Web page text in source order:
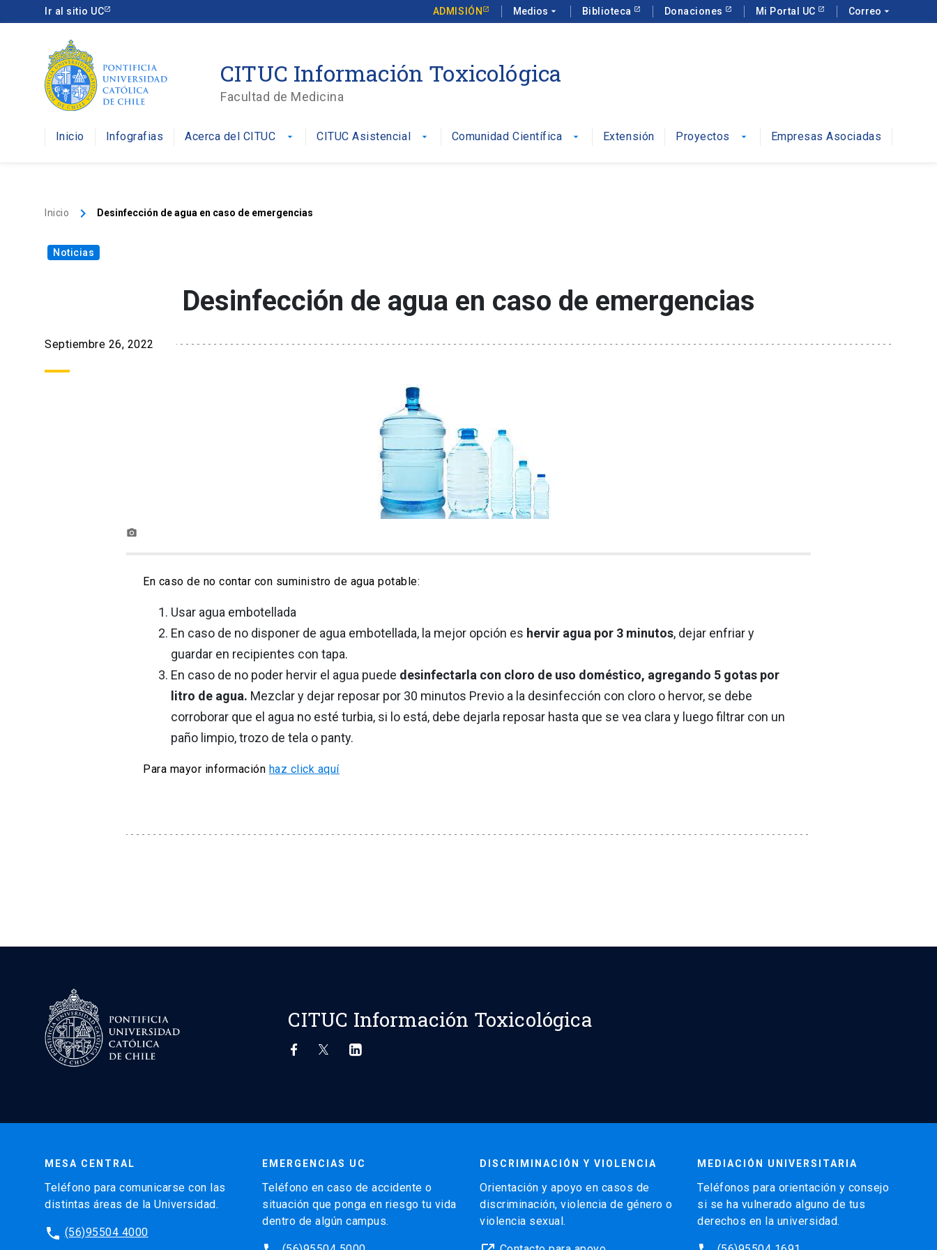
Ir al sitio UC ADMISIÓN Medios arrow_drop_down Biblioteca Donaciones Mi Portal UC Correo arrow_drop_down
CITUC Información Toxicológica
Facultad de Medicina
Inicio Infografias Acerca del CITUC arrow_drop_down CITUC Asistencial arrow_drop_down Comunidad Científica arrow_drop_down Extensión Proyectos arrow_drop_down Empresas Asociadas
Inicio keyboard_arrow_right Desinfección de agua en caso de emergencias
Noticias
Desinfección de agua en caso de emergencias
Septiembre 26, 2022
photo_camera
En caso de no contar con suministro de agua potable:
Usar agua embotellada
En caso de no disponer de agua embotellada, la mejor opción es hervir agua por 3 minutos, dejar enfriar y
guardar en recipientes con tapa.
En caso de no poder hervir el agua puede desinfectarla con cloro de uso doméstico, agregando 5 gotas por
litro de agua. Mezclar y dejar reposar por 30 minutos Previo a la desinfección con cloro o hervor, se debe
corroborar que el agua no esté turbia, si lo está, debe dejarla reposar hasta que se vea clara y luego filtrar con un
paño limpio, trozo de tela o panty.
Para mayor información haz click aquí
CITUC Información Toxicológica
MESA CENTRAL
Teléfono para comunicarse con las
distintas áreas de la Universidad.
phone (56)95504 4000
EMERGENCIAS UC
Teléfono en caso de accidente o
situación que ponga en riesgo tu vida
dentro de algún campus.
DISCRIMINACIÓN Y VIOLENCIA
Orientación y apoyo en casos de
discriminación, violencia de género o
violencia sexual.
MEDIACIÓN UNIVERSITARIA
Teléfonos para orientación y consejo
si se ha vulnerado alguno de tus
derechos en la universidad.